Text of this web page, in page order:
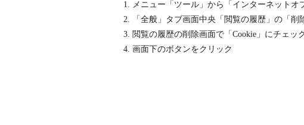
メニュー「ツール」から「インターネットオ
「全般」タブ画面中央「閲覧の履歴」の「削
閲覧の履歴の削除画面で「Cookie」にチェッ
画面下のボタンをクリック